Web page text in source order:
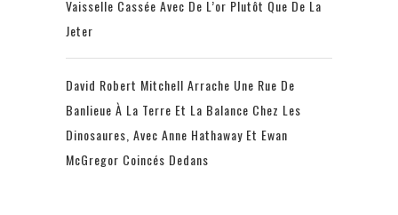
Vaisselle Cassée Avec De L’or Plutôt Que De La
Jeter
David Robert Mitchell Arrache Une Rue De
Banlieue À La Terre Et La Balance Chez Les
Dinosaures, Avec Anne Hathaway Et Ewan
McGregor Coincés Dedans